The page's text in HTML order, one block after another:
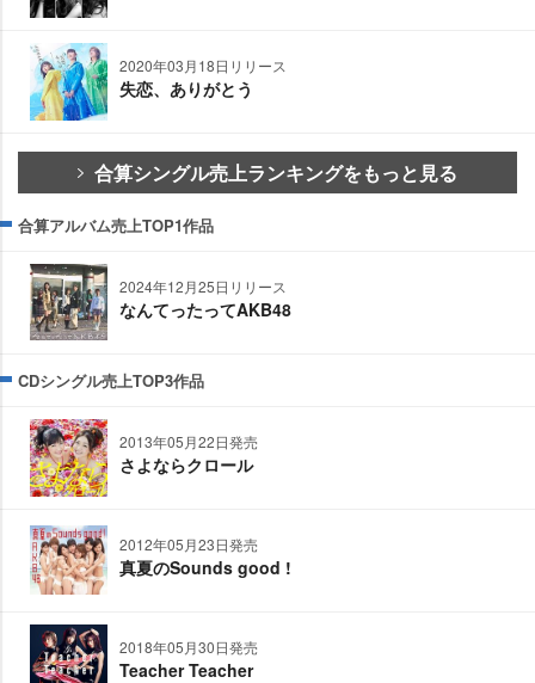
2020年03月18日リリース
失恋、ありがとう
合算シングル売上ランキングをもっと見る
合算アルバム売上TOP1作品
2024年12月25日リリース
なんてったってAKB48
CDシングル売上TOP3作品
2013年05月22日発売
さよならクロール
2012年05月23日発売
真夏のSounds good !
2018年05月30日発売
Teacher Teacher